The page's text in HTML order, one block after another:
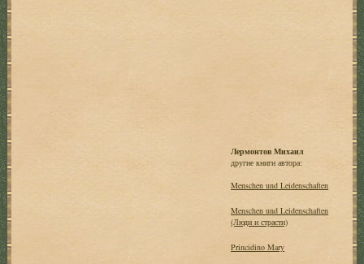
Лермонтов Михаил
другие книги автора:
Menschen und Leidenschaften
Menschen und Leidenschaften
(Люди и страсти)
Princidino Mary